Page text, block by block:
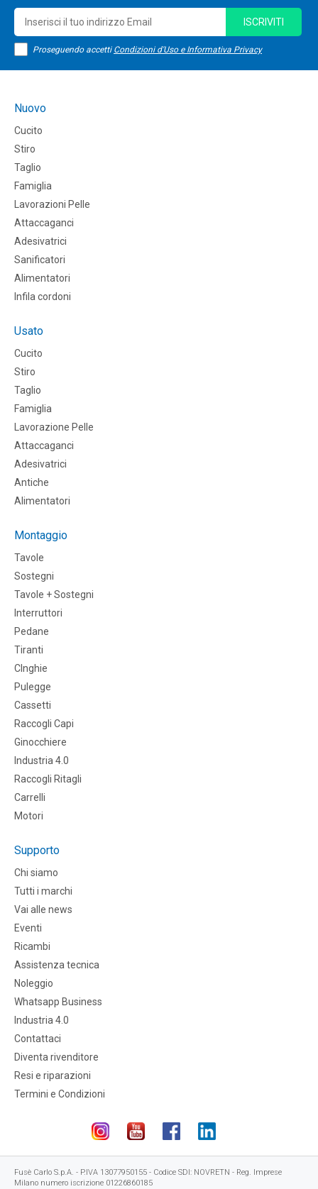
Proseguendo accetti Condizioni d'Uso e Informativa Privacy
ISCRIVITI
Nuovo
Cucito
Stiro
Taglio
Famiglia
Lavorazioni Pelle
Attaccaganci
Adesivatrici
Sanificatori
Alimentatori
Infila cordoni
Usato
Cucito
Stiro
Taglio
Famiglia
Lavorazione Pelle
Attaccaganci
Adesivatrici
Antiche
Alimentatori
Montaggio
Tavole
Sostegni
Tavole + Sostegni
Interruttori
Pedane
Tiranti
CInghie
Pulegge
Cassetti
Raccogli Capi
Ginocchiere
Industria 4.0
Raccogli Ritagli
Carrelli
Motori
Supporto
Chi siamo
Tutti i marchi
Vai alle news
Eventi
Ricambi
Assistenza tecnica
Noleggio
Whatsapp Business
Industria 4.0
Contattaci
Diventa rivenditore
Resi e riparazioni
Termini e Condizioni
Fusè Carlo S.p.A. - P.IVA 13077950155 - Codice SDI: NOVRETN - Reg. Imprese
Milano numero iscrizione 01226860185